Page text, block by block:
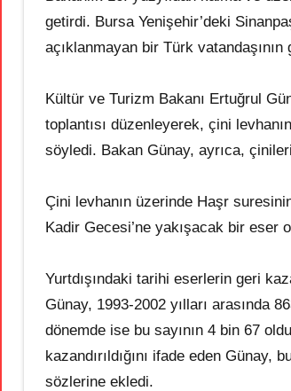
getirdi. Bursa Yenişehir’deki
açıklanmayan bir Türk
Kültür ve Turizm Bakanı Ertuğrul
toplantısı düzenleyerek, çini
söyledi. Bakan Günay, ayrıca,
Çini levhanın üzerinde Haşr
Kadir Gecesi’ne yakışacak bir eser
Yurtdışındaki tarihi eserlerin geri
Günay, 1993-2002 yılları arasında
dönemde ise bu sayının 4 bin 67
kazandırıldığını ifade eden Günay,
sözlerine ekledi.